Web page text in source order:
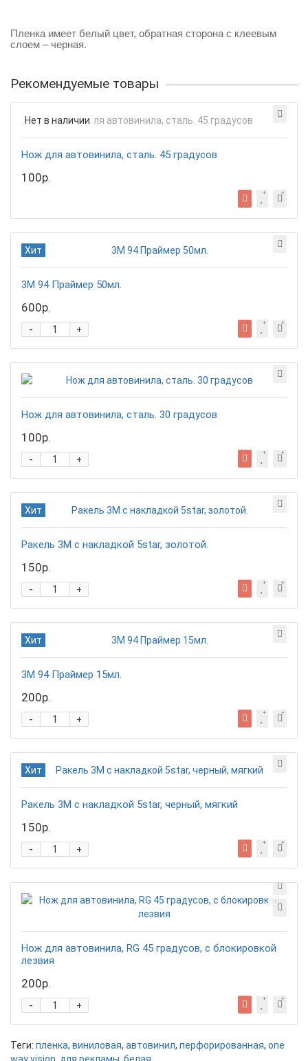
Пленка имеет белый цвет, обратная сторона с клеевым
слоем – черная.
Рекомендуемые товары
Нет в наличии
Нож для автовинила, сталь. 45 градусов
100р.
Хит
3М 94 Праймер 50мл.
600р.
+
-
Нож для автовинила, сталь. 30 градусов
100р.
+
-
Хит
Ракель 3М с накладкой 5star, золотой.
150р.
+
-
Хит
3М 94 Праймер 15мл.
200р.
+
-
Хит
Ракель 3М с накладкой 5star, черный, мягкий
150р.
+
-
Нож для автовинила, RG 45 градусов, с блокировкой
лезвия
200р.
+
-
Теги: пленка, виниловая, автовинил, перфорированная, one